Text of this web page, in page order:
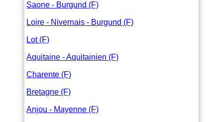
Saone - Burgund (F)
Loire - Nivernais - Burgund (F)
Lot (F)
Aquitaine - Aquitainien (F)
Charente (F)
Bretagne (F)
Anjou - Mayenne (F)